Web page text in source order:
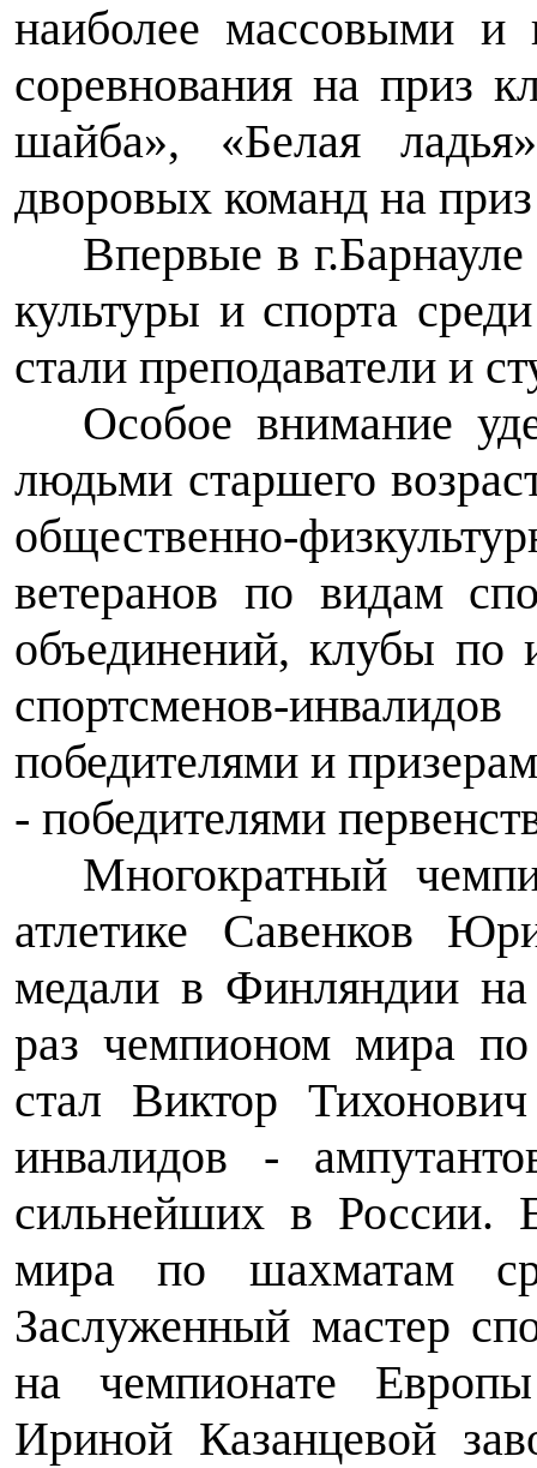
наиболее массовыми
соревнования на приз
шайба», «Белая
дворовых команд на
Впервые в
культуры и спорта
стали преподаватели и
Особое внимание
людьми старшего
общественно-
ветеранов по видам
объединений, клубы по
спортсменов-
победителями и
- победителями
Многократный
атлетике Савенков
медали в Финляндии
раз чемпионом мира по
стал Виктор
инвалидов -
сильнейших в России.
мира по шахматам
Заслуженный мастер
на чемпионате
Ириной Казанцевой